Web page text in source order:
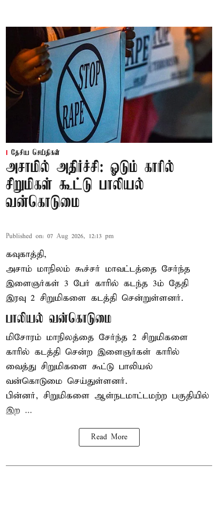
தேசிய செய்திகள்
அசாமில் அதிர்ச்சி: ஓடும் காரில்
சிறுமிகள் கூட்டு பாலியல்
வன்கொடுமை
Published on: 07 Aug 2026, 12:13 pm
கவுகாத்தி,
அசாம் மாநிலம் கூச்சர் மாவட்டத்தை சேர்ந்த
இளைஞர்கள் 3 பேர் காரில் கடந்த 3ம் தேதி
இரவு 2 சிறுமிகளை கடத்தி சென்றுள்ளனர்.
பாலியல் வன்கொடுமை
மிசோரம் மாநிலத்தை சேர்ந்த 2 சிறுமிகளை
காரில் கடத்தி சென்ற இளைஞர்கள் காரில்
வைத்து சிறுமிகளை கூட்டு பாலியல்
வன்கொடுமை செய்துள்ளனர்.
பின்னர், சிறுமிகளை ஆள்நடமாட்டமற்ற பகுதியில்
இற ...
Read More